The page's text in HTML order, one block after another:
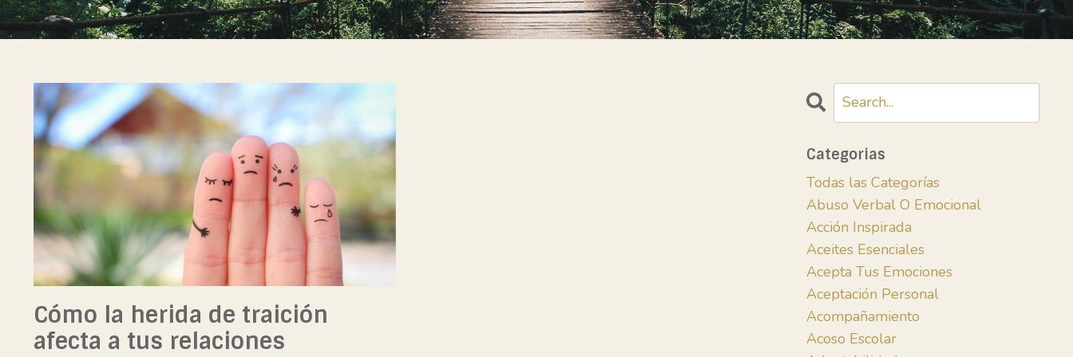
Cómo la herida de traición
afecta a tus relaciones
Categorias
Todas las Categorías
Abuso Verbal O Emocional
Acción Inspirada
Aceites Esenciales
Acepta Tus Emociones
Aceptación Personal
Acompañamiento
Acoso Escolar